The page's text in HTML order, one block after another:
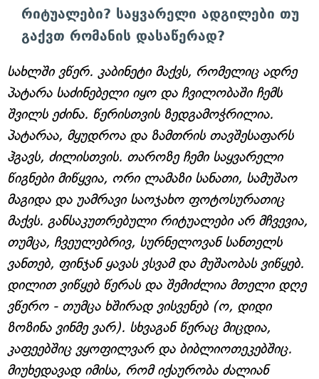
რიტუალები? საყვარელი ადგილები თუ
გაქვთ რომანის დასაწერად?
სახლში ვწერ. კაბინეტი მაქვს, რომელიც ადრე
პატარა საძინებელი იყო და ჩვილობაში ჩემს
შვილს ეძინა. წერისთვის ზედგამოჭრილია.
პატარაა, მყუდროა და ზამთრის თავშესაფარს
ჰგავს, ძილისთვის. თაროზე ჩემი საყვარელი
წიგნები მიწყვია, ორი ლამაზი სანათი, სამუშაო
მაგიდა და უამრავი საოჯახო ფოტოსურათიც
მაქვს. განსაკუთრებული რიტუალები არ მჩვევია,
თუმცა, ჩვეულებრივ, სურნელოვან სანთელს
ვანთებ, ფინჯან ყავას ვსვამ და მუშაობას ვიწყებ.
დილით ვიწყებ წერას და შემიძლია მთელი დღე
ვწერო - თუმცა ხშირად ვისვენებ (ო, დიდი
ზოზინა ვინმე ვარ). სხვაგან წერაც მიცდია,
კაფეებშიც ვყოფილვარ და ბიბლიოთეკებშიც.
მიუხედავად იმისა, რომ იქაურობა ძალიან